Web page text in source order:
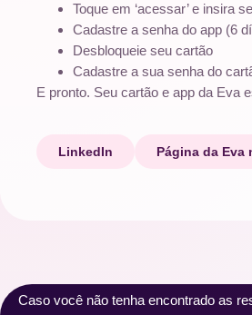
Toque em ‘acessar’ e insira
Cadastre a senha do app (6
Desbloqueie seu cartão
Cadastre a sua senha do
E pronto. Seu cartão e app da Eva
LinkedIn Página da Eva
Caso você não tenha encontrado as